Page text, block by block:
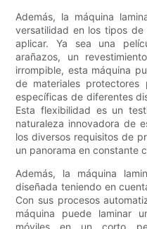
Además, la máquina
versatilidad en los tipos
aplicar. Ya sea una
arañazos, un
irrompible, esta máquina
de materiales protectores
específicas de diferentes
Esta flexibilidad es un
naturaleza innovadora de
los diversos requisitos de
un panorama en constante
Además, la máquina
diseñada teniendo en
Con sus procesos
máquina puede laminar
móviles en un corto